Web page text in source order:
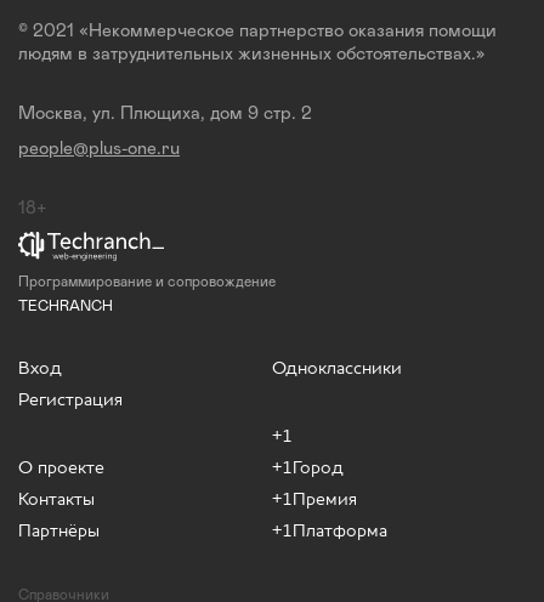
© 2021 «Некоммерческое партнерство оказания помощи
людям в затруднительных жизненных обстоятельствах.»
Москва, ул. Плющиха, дом 9 стр. 2
people@plus-one.ru
18+
Программирование и сопровождение
TECHRANCH
Вход
Регистрация
О проекте
Контакты
Партнёры
Одноклассники
+1
+1Город
+1Премия
+1Платформа
Справочники